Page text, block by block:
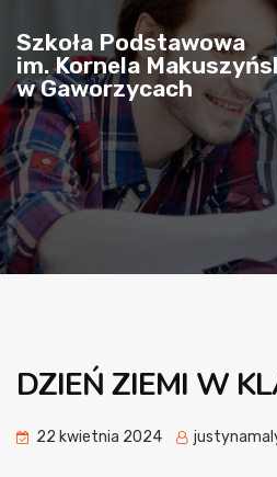
Szkoła Podstawowa
im. Kornela
w Gaworzycach
DZIEŃ ZIEMI W
22 kwietnia 2024